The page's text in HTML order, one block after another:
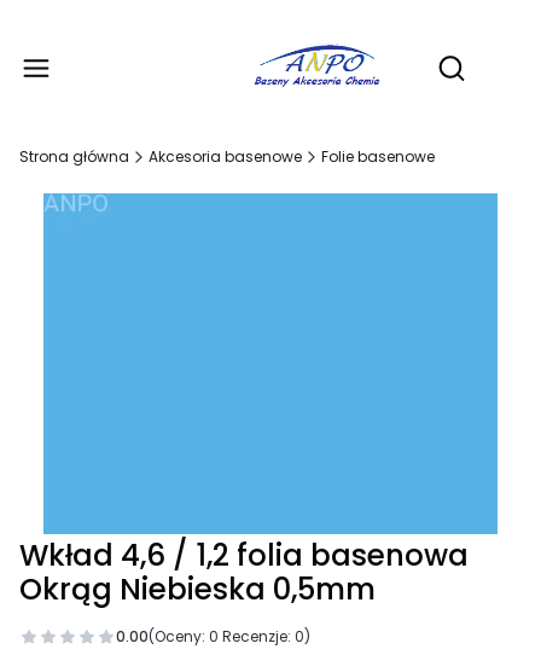
Otwórz
Strona główna Akcesoria basenowe Folie basenowe
Wkład 4,6 / 1,2 folia basenowa
Okrąg Niebieska 0,5mm
0.00(Oceny: 0 Recenzje: 0)